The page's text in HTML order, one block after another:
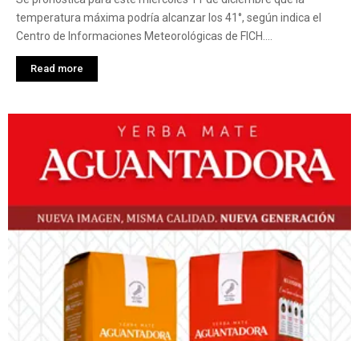
temperatura máxima podría alcanzar los 41°, según indica el
Centro de Informaciones Meteorológicas de FICH....
Read more